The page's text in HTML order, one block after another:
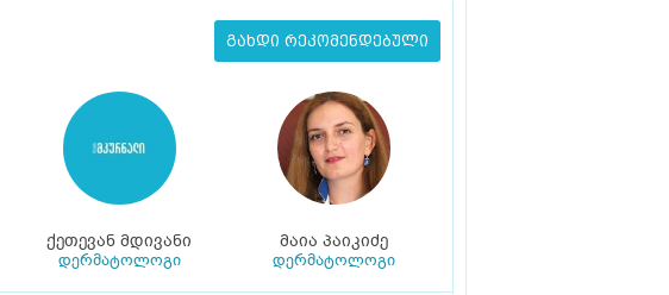
გახდი რეკომენდებული
ქეთევან მდივანი
დერმატოლოგი
მაია პაიკიძე
დერმატოლოგი